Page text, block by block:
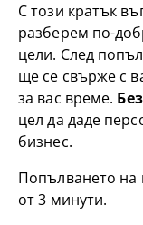
С този кратък
разберем по-
цели. След
ще се свърже с
за вас време.
цел да даде
бизнес.
Попълването на
от 3 минути.